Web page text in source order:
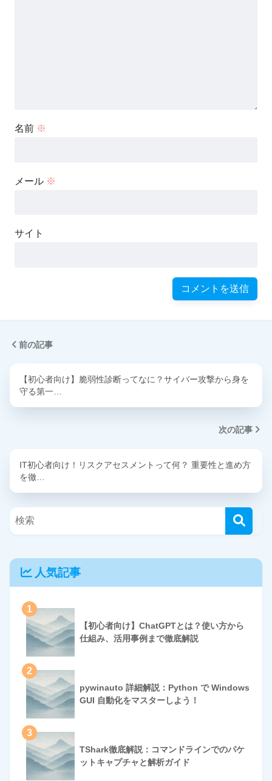
名前 ※
メール ※
サイト
前の記事
【初心者向け】脆弱性診断ってなに？サイバー攻撃から身を
守る第一…
次の記事
IT初心者向け！リスクアセスメントって何？ 重要性と進め方
を徹…
人気記事
1
【初心者向け】ChatGPTとは？使い方から
仕組み、活用事例まで徹底解説
2
pywinauto 詳細解説：Python で Windows
GUI 自動化をマスターしよう！
3
TShark徹底解説：コマンドラインでのパケ
ットキャプチャと解析ガイド